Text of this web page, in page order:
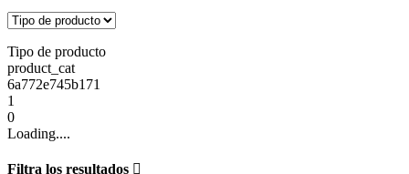
Tipo de producto
product_cat
6a772e745b171
1
0
Loading....
Filtra los resultados